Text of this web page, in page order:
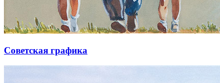
Советская графика